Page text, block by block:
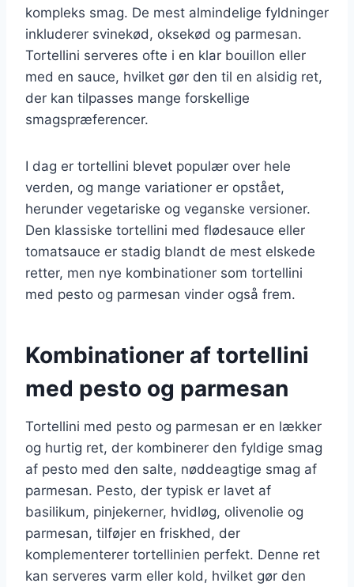
kompleks smag. De mest almindelige fyldninger
inkluderer svinekød, oksekød og parmesan.
Tortellini serveres ofte i en klar bouillon eller
med en sauce, hvilket gør den til en alsidig ret,
der kan tilpasses mange forskellige
smagspræferencer.
I dag er tortellini blevet populær over hele
verden, og mange variationer er opstået,
herunder vegetariske og veganske versioner.
Den klassiske tortellini med flødesauce eller
tomatsauce er stadig blandt de mest elskede
retter, men nye kombinationer som tortellini
med pesto og parmesan vinder også frem.
Kombinationer af tortellini
med pesto og parmesan
Tortellini med pesto og parmesan er en lækker
og hurtig ret, der kombinerer den fyldige smag
af pesto med den salte, nøddeagtige smag af
parmesan. Pesto, der typisk er lavet af
basilikum, pinjekerner, hvidløg, olivenolie og
parmesan, tilføjer en friskhed, der
komplementerer tortellinien perfekt. Denne ret
kan serveres varm eller kold, hvilket gør den